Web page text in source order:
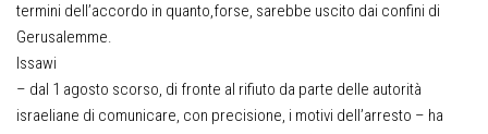
termini dell’accordo in quanto,forse, sarebbe uscito dai confini di
Gerusalemme.
Issawi
– dal 1 agosto scorso, di fronte al rifiuto da parte delle autorità
israeliane di comunicare, con precisione, i motivi dell’arresto – ha